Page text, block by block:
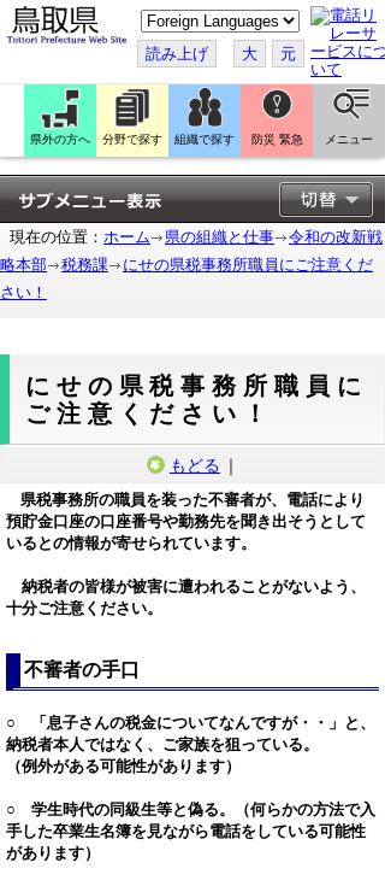
こ
の
ペ
ー
ジ
翻
訳
す
る
読み上げ 大 元
県外の方へ 分野で探す 組織で探す 防災 緊急 メニュー
現在の位置： ホーム 県の組織と仕事
令和の改新戦
略本部
税務課
にせの県税事務所職員にご注意くだ
さい！
にせの県税事務所職員に
ご注意ください！
もどる ｜
県税事務所の職員を装った不審者が、電話により
預貯金口座の口座番号や勤務先を聞き出そうとして
いるとの情報が寄せられています。
納税者の皆様が被害に遭われることがないよう、
十分ご注意ください。
不審者の手口
○ 「息子さんの税金についてなんですが・・」と、
納税者本人ではなく、ご家族を狙っている。
（例外がある可能性があります）
○ 学生時代の同級生等と偽る。（何らかの方法で入
手した卒業生名簿を見ながら電話をしている可能性
があります）